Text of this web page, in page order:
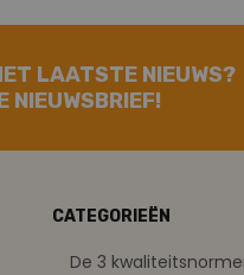
LAATSTE NIEUWS?
NIEUWSBRIEF!
CATEGORIEËN
De 3